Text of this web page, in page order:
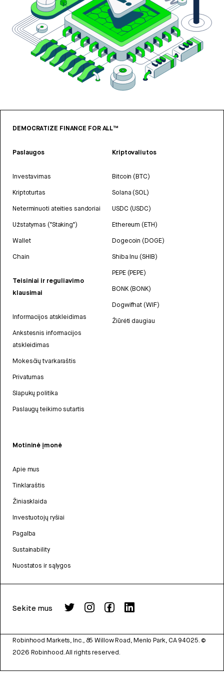
DEMOCRATIZE FINANCE FOR ALL™
Paslaugos
Investavimas
Kriptoturtas
Neterminuoti ateities sandoriai
Užstatymas ("Staking")
Wallet
Chain
Teisiniai ir reguliavimo
klausimai
Informacijos atskleidimas
Ankstesnis informacijos
atskleidimas
Mokesčių tvarkaraštis
Privatumas
Slapukų politika
Paslaugų teikimo sutartis
Kriptovaliutos
Bitcoin (BTC)
Solana (SOL)
USDC (USDC)
Ethereum (ETH)
Dogecoin (DOGE)
Shiba Inu (SHIB)
PEPE (PEPE)
BONK (BONK)
Dogwifhat (WIF)
Žiūrėti daugiau
Motininė įmonė
Apie mus
Tinklaraštis
Žiniasklaida
Investuotojų ryšiai
Pagalba
Sustainability
Nuostatos ir sąlygos
Sekite mus
Robinhood Markets, Inc., 85 Willow Road, Menlo Park, CA 94025. ©
2026 Robinhood. All rights reserved.